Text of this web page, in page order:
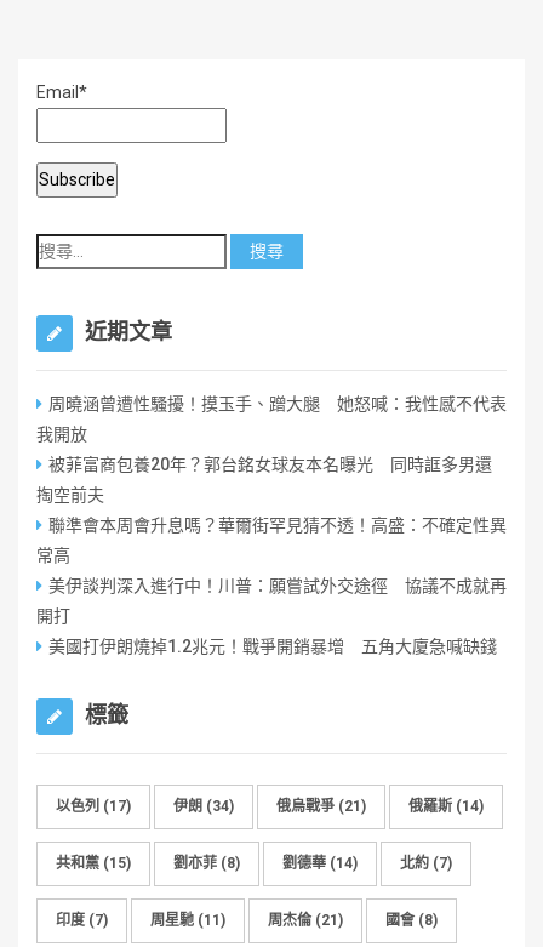
k
Email*
近期文章
周曉涵曾遭性騷擾！摸玉手、蹭大腿 她怒喊：我性感不代表
我開放
被菲富商包養20年？郭台銘女球友本名曝光 同時誆多男還
掏空前夫
聯準會本周會升息嗎？華爾街罕見猜不透！高盛：不確定性異
常高
美伊談判深入進行中！川普：願嘗試外交途徑 協議不成就再
開打
美國打伊朗燒掉1.2兆元！戰爭開銷暴增 五角大廈急喊缺錢
標籤
以色列 (17) 伊朗 (34) 俄烏戰爭 (21) 俄羅斯 (14)
共和黨 (15) 劉亦菲 (8) 劉德華 (14) 北約 (7)
印度 (7) 周星馳 (11) 周杰倫 (21) 國會 (8)